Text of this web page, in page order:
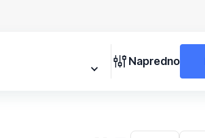
Napredno